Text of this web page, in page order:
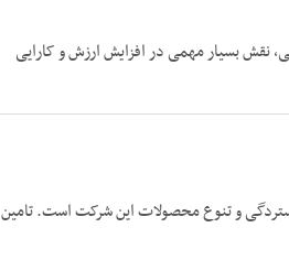
نقش بسیار مهمی در افزایش ارزش و کارایی
گستردگی و تنوع محصولات این شرکت است. تامین